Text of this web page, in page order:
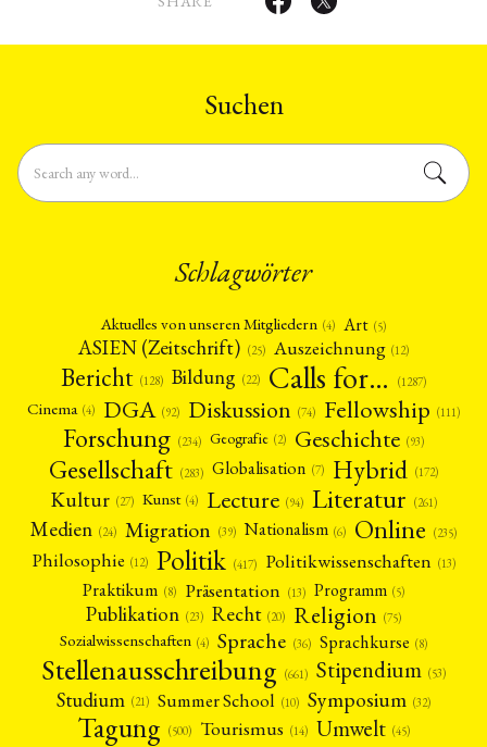
Suchen
Schlagwörter
Aktuelles von unseren Mitgliedern (4) Art (5)
ASIEN (Zeitschrift) (25) Auszeichnung (12)
Bericht (128) Bildung (22) Calls for… (1287)
Cinema (4) DGA (92) Diskussion (74) Fellowship (111)
Forschung (234) Geografie (2) Geschichte (93)
Gesellschaft (283) Globalisation (7) Hybrid (172)
Kultur (27) Kunst (4) Lecture (94) Literatur (261)
Medien (24) Migration (39) Nationalism (6) Online (235)
Philosophie (12) Politik (417) Politikwissenschaften (13)
Praktikum (8) Präsentation (13) Programm (5)
Publikation (23) Recht (20) Religion (75)
Sozialwissenschaften (4) Sprache (36) Sprachkurse (8)
Stellenausschreibung (661) Stipendium (53)
Studium (21) Summer School (10) Symposium (32)
Tagung (500) Tourismus (14) Umwelt (45)